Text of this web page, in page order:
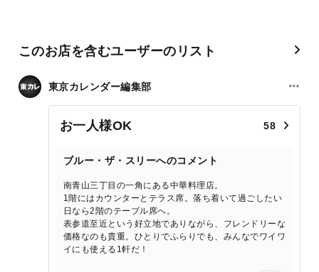
このお店を含むユーザーのリスト
東京カレンダー編集部
お一人様OK 58
ブルー・ザ・スリーへのコメント
南青山三丁目の一角にある中華料理店。
1階にはカウンターとテラス席。落ち着いて過ごしたい
日なら2階のテーブル席へ。
表参道至近という好立地でありながら、フレンドリーな
価格なのも貴重。ひとりでふらりでも、みんなでワイワ
イにも使える1軒だ！